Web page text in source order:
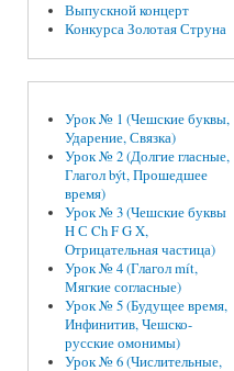
Выпускной концерт
Конкурса Золотая Струна
Урок № 1 (Чешские буквы,
Ударение, Связка)
Урок № 2 (Долгие гласные,
Глагол být, Прошедшее
время)
Урок № 3 (Чешские буквы
H С Ch F G X,
Отрицательная частица)
Урок № 4 (Глагол mít,
Мягкие согласные)
Урок № 5 (Будущее время,
Инфинитив, Чешско-
русские омонимы)
Урок № 6 (Числительные,